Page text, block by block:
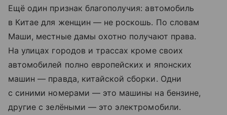
Ещё один признак благополучия: автомобиль
в Китае для женщин — не роскошь. По словам
Маши, местные дамы охотно получают права.
На улицах городов и трассах кроме своих
автомобилей полно европейских и японских
машин — правда, китайской сборки. Одни
с синими номерами — это машины на бензине,
другие с зелёными — это электромобили.